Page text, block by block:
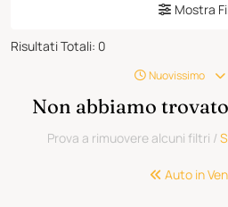
Mostra
Risultati Totali: 0
Nuovissimo
Non abbiamo
Prova a rimuovere alcuni filtri /
Auto in